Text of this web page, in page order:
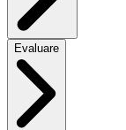
Evaluare